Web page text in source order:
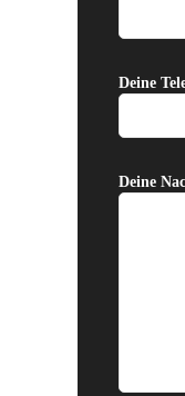
Deine
Deine